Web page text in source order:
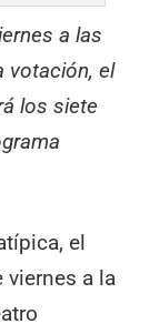
a las
votación, el
los siete
el
viernes a la